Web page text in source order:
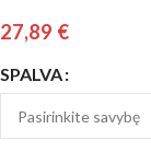
27,89 €
SPALVA